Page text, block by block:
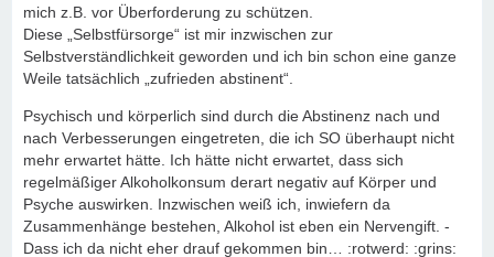
mich z.B. vor Überforderung zu schützen.
Diese „Selbstfürsorge“ ist mir inzwischen zur
Selbstverständlichkeit geworden und ich bin schon eine ganze
Weile tatsächlich „zufrieden abstinent“.
Psychisch und körperlich sind durch die Abstinenz nach und
nach Verbesserungen eingetreten, die ich SO überhaupt nicht
mehr erwartet hätte. Ich hätte nicht erwartet, dass sich
regelmäßiger Alkoholkonsum derart negativ auf Körper und
Psyche auswirken. Inzwischen weiß ich, inwiefern da
Zusammenhänge bestehen, Alkohol ist eben ein Nervengift. -
Dass ich da nicht eher drauf gekommen bin… :rotwerd: :grins: